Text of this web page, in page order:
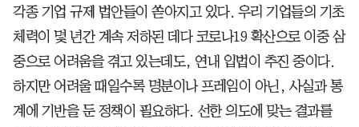
각종 기업 규제 법안들이 쏟아지고 있다. 우리 기업들의 기초
체력이 몇 년간 계속 저하된 데다 코로나19 확산으로 이중 삼
중으로 어려움을 겪고 있는데도, 연내 입법이 추진 중이다.
하지만 어려울 때일수록 명분이나 프레임이 아닌, 사실과 통
계에 기반을 둔 정책이 필요하다. 선한 의도에 맞는 결과를